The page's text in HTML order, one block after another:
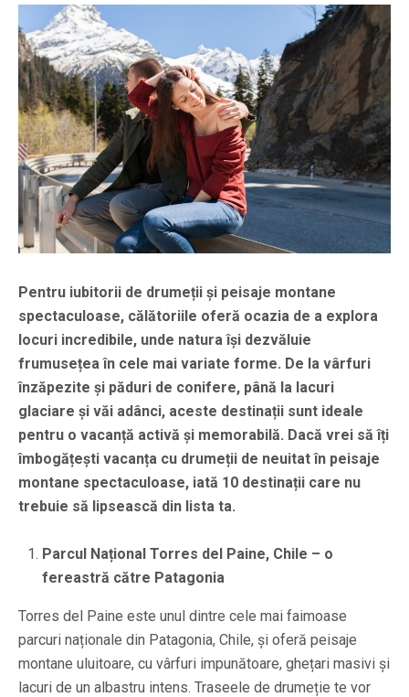
Pentru iubitorii de drumeții și peisaje montane
spectaculoase, călătoriile oferă ocazia de a explora
locuri incredibile, unde natura își dezvăluie
frumusețea în cele mai variate forme. De la vârfuri
înzăpezite și păduri de conifere, până la lacuri
glaciare și văi adânci, aceste destinații sunt ideale
pentru o vacanță activă și memorabilă. Dacă vrei să îți
îmbogățești vacanța cu drumeții de neuitat în peisaje
montane spectaculoase, iată 10 destinații care nu
trebuie să lipsească din lista ta.
Parcul Național Torres del Paine, Chile – o
fereastră către Patagonia
Torres del Paine este unul dintre cele mai faimoase
parcuri naționale din Patagonia, Chile, și oferă peisaje
montane uluitoare, cu vârfuri impunătoare, ghețari masivi și
lacuri de un albastru intens. Traseele de drumeție te vor